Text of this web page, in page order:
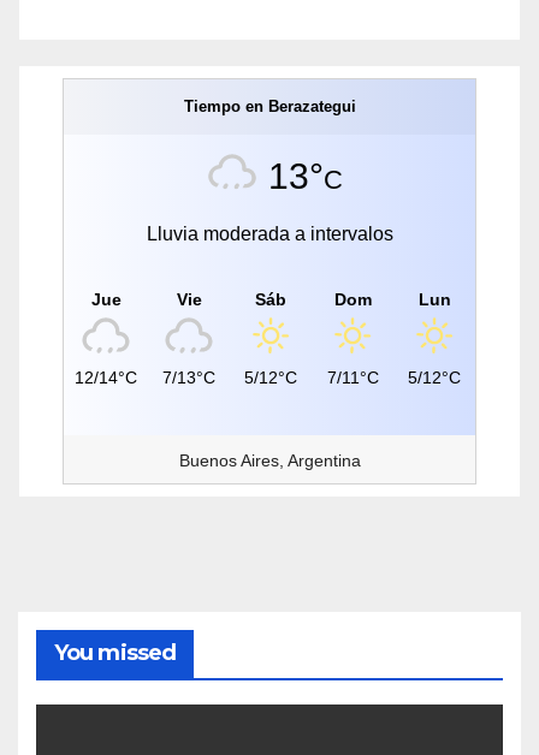
Tiempo en Berazategui
13°C
Lluvia moderada a intervalos
Jue
12/14°C
Vie
7/13°C
Sáb
5/12°C
Dom
7/11°C
Lun
5/12°C
Buenos Aires, Argentina
You missed